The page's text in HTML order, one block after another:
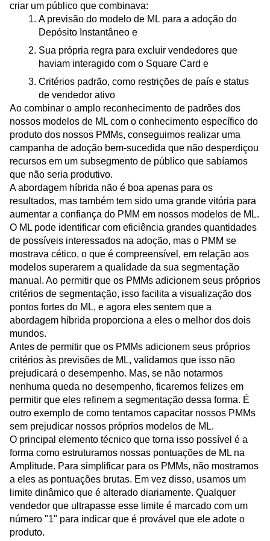
criar um público que combinava:
A previsão do modelo de ML para a adoção do
Depósito Instantâneo e
Sua própria regra para excluir vendedores que
haviam interagido com o Square Card e
Critérios padrão, como restrições de país e status
de vendedor ativo
Ao combinar o amplo reconhecimento de padrões dos
nossos modelos de ML com o conhecimento específico do
produto dos nossos PMMs, conseguimos realizar uma
campanha de adoção bem-sucedida que não desperdiçou
recursos em um subsegmento de público que sabíamos
que não seria produtivo.
A abordagem híbrida não é boa apenas para os
resultados, mas também tem sido uma grande vitória para
aumentar a confiança do PMM em nossos modelos de ML.
O ML pode identificar com eficiência grandes quantidades
de possíveis interessados na adoção, mas o PMM se
mostrava cético, o que é compreensível, em relação aos
modelos superarem a qualidade da sua segmentação
manual. Ao permitir que os PMMs adicionem seus próprios
critérios de segmentação, isso facilita a visualização dos
pontos fortes do ML, e agora eles sentem que a
abordagem híbrida proporciona a eles o melhor dos dois
mundos.
Antes de permitir que os PMMs adicionem seus próprios
critérios às previsões de ML, validamos que isso não
prejudicará o desempenho. Mas, se não notarmos
nenhuma queda no desempenho, ficaremos felizes em
permitir que eles refinem a segmentação dessa forma. É
outro exemplo de como tentamos capacitar nossos PMMs
sem prejudicar nossos próprios modelos de ML.
O principal elemento técnico que torna isso possível é a
forma como estruturamos nossas pontuações de ML na
Amplitude. Para simplificar para os PMMs, não mostramos
a eles as pontuações brutas. Em vez disso, usamos um
limite dinâmico que é alterado diariamente. Qualquer
vendedor que ultrapasse esse limite é marcado com um
número "1" para indicar que é provável que ele adote o
produto.